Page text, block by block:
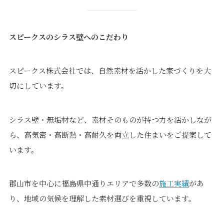
スピークスのシラス壁へのこだわり
スピークス株式会社では、自然素材を活かした家づくりを大
切にしています。
シラス壁・無垢材など、素材そのものが持つ力を活かしなが
ら、高気密・高断熱・高耐久を両立した住まいをご提案して
います。
郡山市を中心に福島県中通りエリアで多数の施工実績があ
り、地域の気候を理解した素材選びを重視しています。